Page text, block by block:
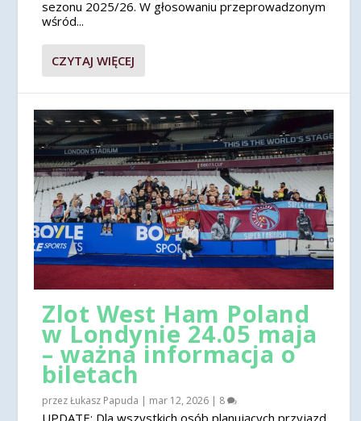
sezonu 2025/26. W głosowaniu przeprowadzonym
wśród...
CZYTAJ WIĘCEJ
Zlot West Ham Poland
w Londynie 24.05 maja
– ważna informacja o
biletach
przezŁukasz Papuda | mar 12, 2026 | 8
UPDATE: Dla wszystkich osób planujących przyjazd